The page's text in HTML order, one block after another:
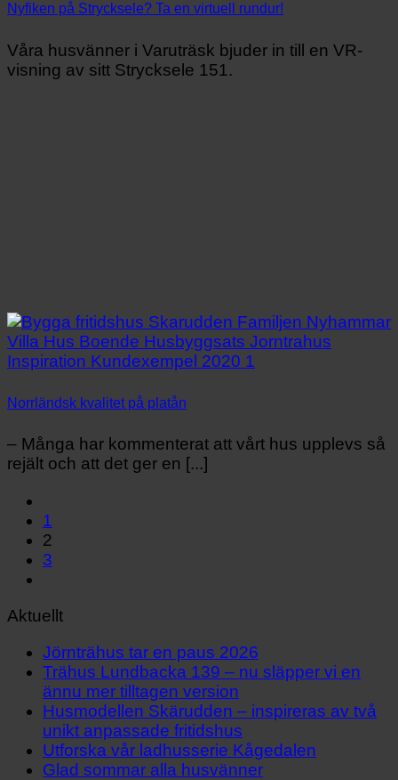
Nyfiken på Strycksele? Ta en virtuell rundur!
Våra husvänner i Varuträsk bjuder in till en VR-
visning av sitt Strycksele 151.
Norrländsk kvalitet på platån
– Många har kommenterat att vårt hus upplevs så
rejält och att det ger en [...]
1
2
3
Aktuellt
Jörnträhus tar en paus 2026
Trähus Lundbacka 139 – nu släpper vi en
ännu mer tilltagen version
Husmodellen Skärudden – inspireras av två
unikt anpassade fritidshus
Utforska vår ladhusserie Kågedalen
Glad sommar alla husvänner